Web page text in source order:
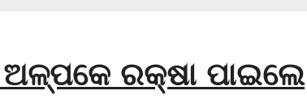
ରକ୍ଷା ପାଇଲେ